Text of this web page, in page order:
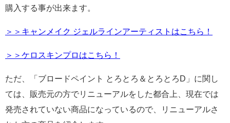
購入する事が出来ます。
＞＞キャンメイク ジェルラインアーティストはこちら！
＞＞ケロスキンプロはこちら！
ただ、「ブロードペイント とろとろ＆とろとろD」に関し
ては、販売元の方でリニューアルをした都合上、現在では
発売されていない商品になっているので、リニューアルさ